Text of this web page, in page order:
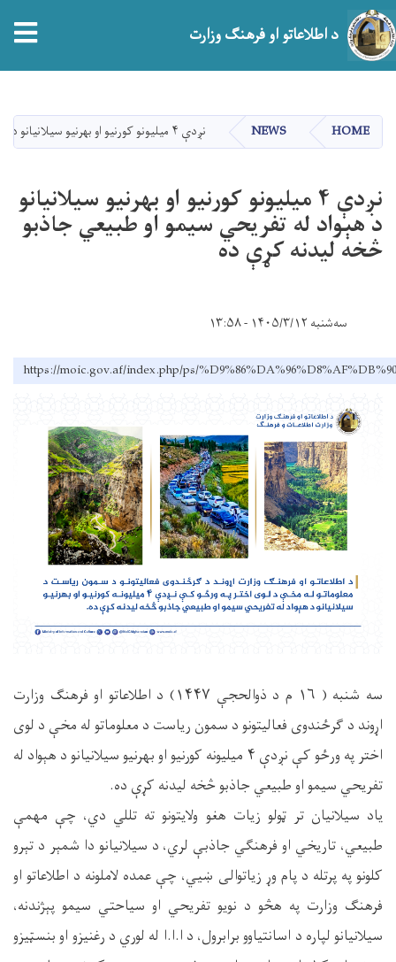
دانګل
د اطلاعاتو او فرهنګ وزارت
HOME
NEWS نږدې ۴ میلیونو کورنیو او بهرنیو سیلانیانو د هېواد له تفریحي سیمو او طبیعي جاذبو څخه لیدنه کړې ده
نږدې ۴ میلیونو کورنیو او بهرنیو سیلانیانو
د هېواد له تفریحي سیمو او طبیعي جاذبو
څخه لیدنه کړې ده
سه‌شنبه ۱۴۰۵/۳/۱۲ - ۱۳:۵۸
https://moic.gov.af/index.php/ps/
سه شنبه ( ۱۶ م د ذوالحجې ۱۴۴۷) د اطلاعاتو او فرهنګ وزارت
اړوند د ګرځندوی فعاليتونو د سمون رياست د معلوماتو له مخې د لوی
اختر په ورځو کې نږدې ۴ میلیونه کورنیو او بهرنیو سیلانیانو د هېواد له
تفریحي سیمو او طبیعي جاذبو څخه لیدنه کړې ده.
یاد سیلانيان تر ټولو زیات هغو ولایتونو ته تللي دي، چې مهمې
طبیعي، تاریخي او فرهنګي جاذبې لري، د سیلانیانو دا شمېر د تېرو
کلونو په پرتله د پام وړ زیاتوالی ښيي، چې عمده لاملونه د اطلاعاتو او
فرهنګ وزارت په هڅو د نویو تفریحي او سیاحتي سیمو پېژندنه،
سیلانیانو لپاره د اسانتیاوو برابرول، د ا.ا.ا له لوري د رغنيزو او بنسټيزو